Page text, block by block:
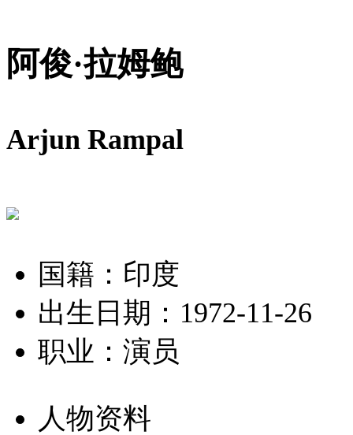
阿俊·拉姆鲍
Arjun Rampal
国籍：印度
出生日期：1972-11-26
职业：演员
人物资料